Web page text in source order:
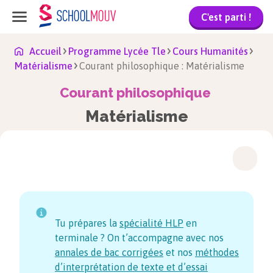
C'est parti !
Accueil Programme Lycée Tle
Cours Humanités
Matérialisme
Courant philosophique : Matérialisme
Courant philosophique
Matérialisme
Tu prépares la spécialité HLP en
terminale ? On t’accompagne avec nos
annales de bac corrigées et nos méthodes
d’interprétation de texte et d’essai